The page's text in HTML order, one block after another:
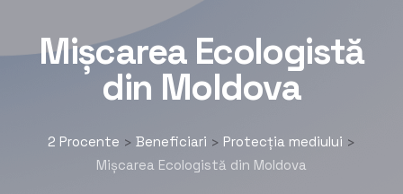
Mișcarea Ecologistă
din Moldova
2 Procente > Beneficiari > Protecția mediului >
Mișcarea Ecologistă din Moldova